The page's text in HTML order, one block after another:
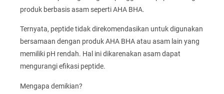
produk berbasis asam seperti AHA BHA.
Ternyata, peptide tidak direkomendasikan untuk digunakan
bersamaan dengan produk AHA BHA atau asam lain yang
memiliki pH rendah. Hal ini dikarenakan asam dapat
mengurangi efikasi peptide.
Mengapa demikian?